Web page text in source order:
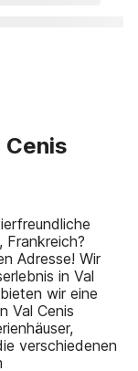
Frankreich?
Adresse! Wir
in Val
wir eine
Val Cenis
verschiedenen